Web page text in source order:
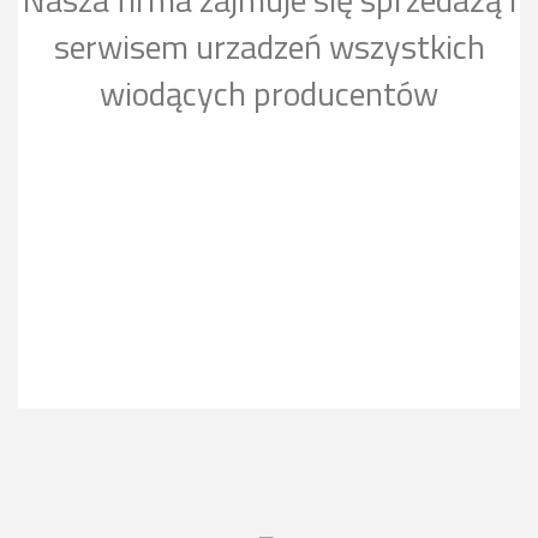
serwisem urzadzeń wszystkich
wiodących producentów